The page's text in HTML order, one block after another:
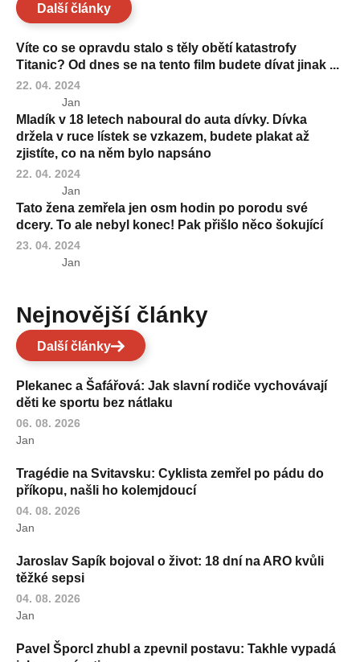
Další články
Víte co se opravdu stalo s těly obětí katastrofy
Titanic? Od dnes se na tento film budete dívat jinak ...
22. 04. 2024
Jan
Mladík v 18 letech naboural do auta dívky. Dívka
držela v ruce lístek se vzkazem, budete plakat až
zjistíte, co na něm bylo napsáno
22. 04. 2024
Jan
Tato žena zemřela jen osm hodin po porodu své
dcery. To ale nebyl konec! Pak přišlo něco šokující
23. 04. 2024
Jan
Nejnovější články
Další články
Plekanec a Šafářová: Jak slavní rodiče vychovávají
děti ke sportu bez nátlaku
06. 08. 2026
Jan
Tragédie na Svitavsku: Cyklista zemřel po pádu do
příkopu, našli ho kolemjdoucí
04. 08. 2026
Jan
Jaroslav Sapík bojoval o život: 18 dní na ARO kvůli
těžké sepsi
04. 08. 2026
Jan
Pavel Šporcl zhubl a zpevnil postavu: Takhle vypadá